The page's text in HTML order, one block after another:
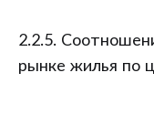
2.2.5.
рынке жилья по